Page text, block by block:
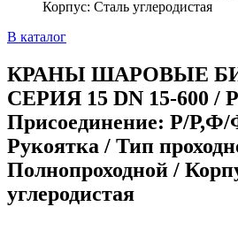
Корпус: Сталь углеродистая
В каталог
КРАНЫ ШАРОВЫЕ
СЕРИЯ 15 DN 15-600 /
Присоединение: Р/Р,Ф/
Рукоятка / Тип
Полнопроходной /
углеродистая